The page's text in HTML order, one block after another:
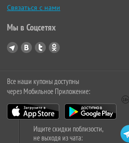
Связаться с нами
Мы в Соцсетях
Все наши купоны доступны
через Мобильное Приложение:
Ищите скидки поблизости,
не выходя из чата: